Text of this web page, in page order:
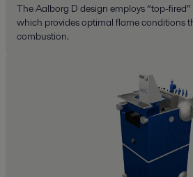
The Aalborg D design employs “top-
which provides optimal flame conditions
combustion.